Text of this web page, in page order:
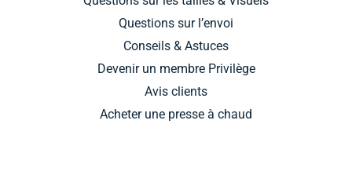
Questions sur l’envoi
Conseils & Astuces
Devenir un membre Privilège
Avis clients
Acheter une presse à chaud